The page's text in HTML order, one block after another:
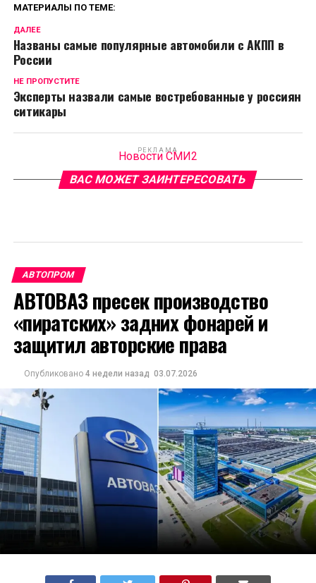
МАТЕРИАЛЫ ПО ТЕМЕ:
ДАЛЕЕ
Названы самые популярные автомобили с АКПП в
России
НЕ ПРОПУСТИТЕ
Эксперты назвали самые востребованные у россиян
ситикары
РЕКЛАМА
Новости СМИ2
ВАС МОЖЕТ ЗАИНТЕРЕСОВАТЬ
АВТОПРОМ
АВТОВАЗ пресек производство
«пиратских» задних фонарей и
защитил авторские права
Опубликовано 4 недели назад 03.07.2026